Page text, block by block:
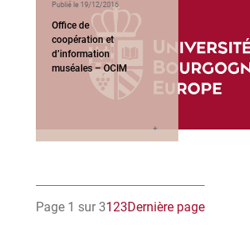
Publié le 19/12/2016
Office de
coopération et
d’information
muséales – OCIM
Page 1 sur 3123Dernière page